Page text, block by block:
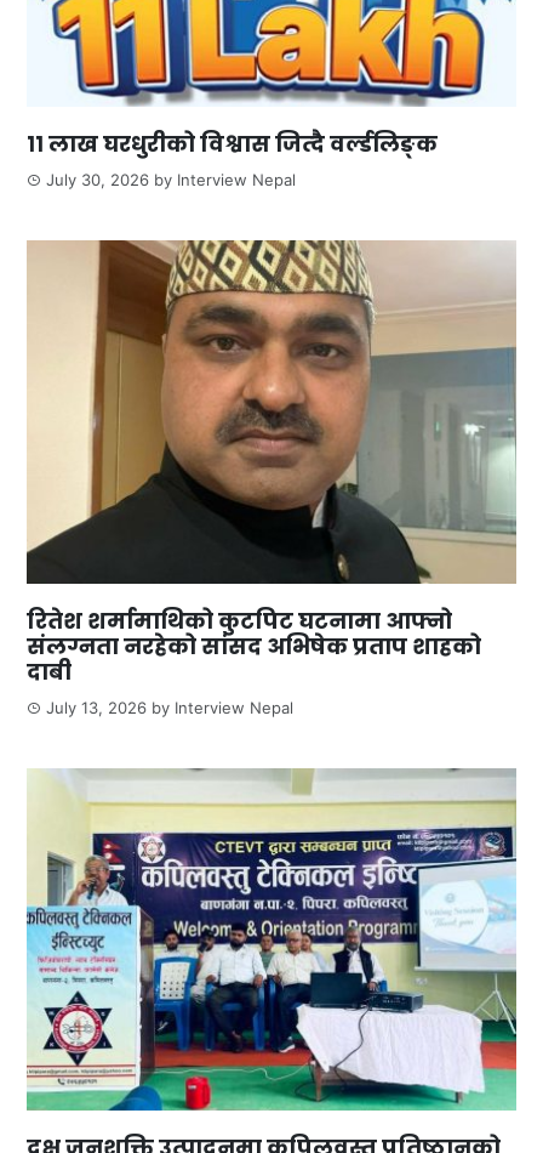
११ लाख घरधुरीको विश्वास जित्दै वर्ल्डलिङ्क
July 30, 2026 by Interview Nepal
रितेश शर्मामाथिको कुटपिट घटनामा आफ्नो
संलग्नता नरहेको सांसद अभिषेक प्रताप शाहको
दाबी
July 13, 2026 by Interview Nepal